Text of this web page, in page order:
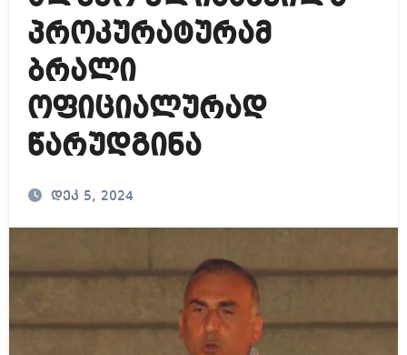
პროკურატურამ
ბრალი
ოფიციალურად
წარუდგინა
დეკ 5, 2024